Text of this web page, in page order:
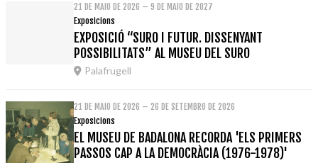
21 DE MAIO DE 2026 – 9 DE MAIO DE 2027
Exposicions
EXPOSICIÓ “SURO I FUTUR. DISSENYANT
POSSIBILITATS” AL MUSEU DEL SURO
Palafrugell
21 DE MAIO DE 2026 – 26 DE SETEMBRO DE 2026
Exposicions
EL MUSEU DE BADALONA RECORDA 'ELS PRIMERS
PASSOS CAP A LA DEMOCRÀCIA (1976-1978)'